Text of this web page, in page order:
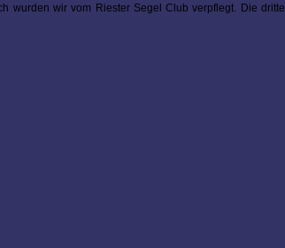
wurden wir vom Riester Segel Club verpflegt. Die dritte